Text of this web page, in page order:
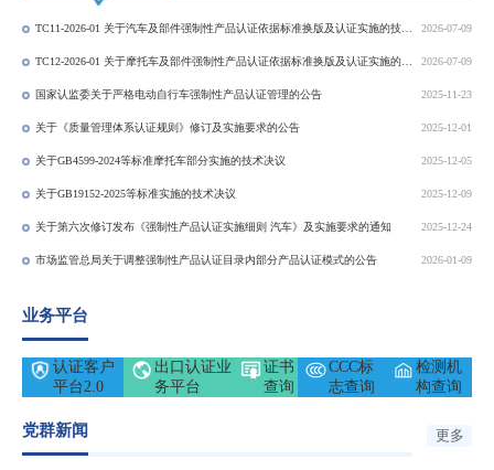
2026-07-09
2026-07-09
国家认监委关于严格电动自行车强制性产品认证管理的公告 2025-11-23
关于《质量管理体系认证规则》修订及实施要求的公告 2025-12-01
关于GB4599-2024等标准摩托车部分实施的技术决议 2025-12-05
关于GB19152-2025等标准实施的技术决议 2025-12-09
关于第六次修订发布《强制性产品认证实施细则 汽车》及实施要求的通知 2025-12-24
市场监管总局关于调整强制性产品认证目录内部分产品认证模式的公告 2026-01-09
业务平台
认证客户
平台2.0
出口认证业
务平台
证书
查询
CCC标
志查询
检测机
构查询
党群新闻 更多